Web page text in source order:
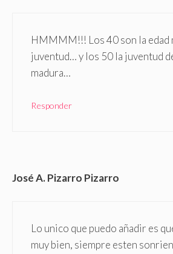
HMMMM!!! Los 40 son la edad
juventud… y los 50 la juventud
madura…
Responder
José A. Pizarro Pizarro
Lo unico que puedo añadir es
muy bien, siempre esten